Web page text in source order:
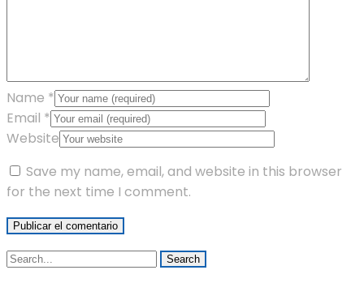
Name *
Email *
Website
Save my name, email, and website in this browser
for the next time I comment.
Search